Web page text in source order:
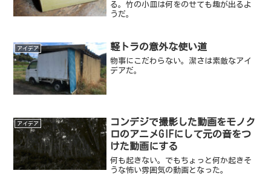
る。竹の小皿は何をのせても趣が出るよ
うだ。
アイデア 軽トラの意外な使い道
物事にこだわらない。潔さは素敵なアイ
デアだ。
アイデア
コンデジで撮影した動画をモノク
ロのアニメGIFにして元の音をつ
けた動画にする
何も起きない。でもちょっと何か起きそ
うな怖い雰囲気の動画となった。